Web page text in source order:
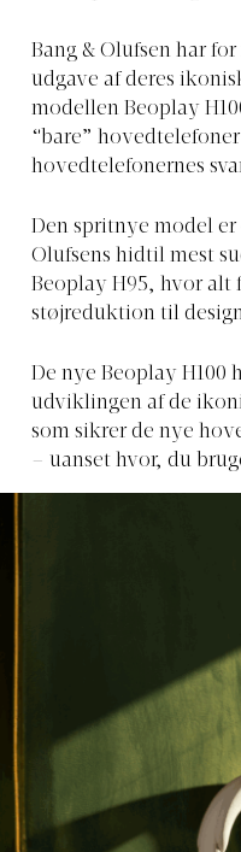
Bang & Olufsen har
udgave af deres
modellen Beoplay
“bare”
hovedtelefonernes
Den spritnye model
Olufsens hidtil mest
Beoplay H95, hvor
støjreduktion til
De nye Beoplay H100
udviklingen af de
som sikrer de nye
– uanset hvor, du